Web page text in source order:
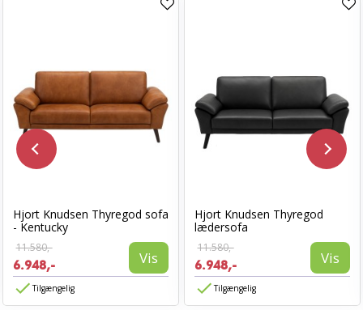
Hjort Knudsen Thyregod sofa
- Kentucky
11.580,-
6.948,- Vis
Tilgængelig
Hjort Knudsen Thyregod
lædersofa
11.580,-
6.948,- Vis
Tilgængelig